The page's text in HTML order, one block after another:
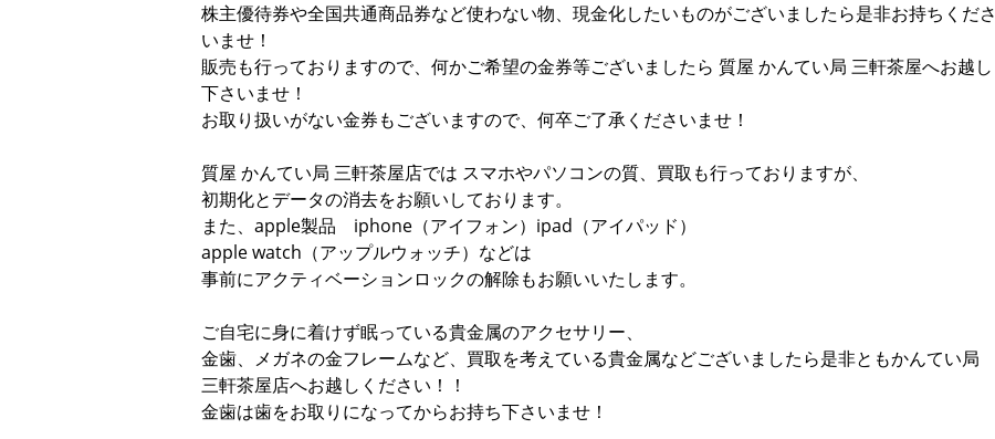
株主優待券や全国共通商品券など使わない物、現金化したいものがございましたら是非お持ちくださ
いませ！
販売も行っておりますので、何かご希望の金券等ございましたら 質屋 かんてい局 三軒茶屋へお越し
下さいませ！
お取り扱いがない金券もございますので、何卒ご了承くださいませ！
質屋 かんてい局 三軒茶屋店では スマホやパソコンの質、買取も行っておりますが、
初期化とデータの消去をお願いしております。
また、apple製品 iphone（アイフォン）ipad（アイパッド）
apple watch（アップルウォッチ）などは
事前にアクティベーションロックの解除もお願いいたします。
ご自宅に身に着けず眠っている貴金属のアクセサリー、
金歯、メガネの金フレームなど、買取を考えている貴金属などございましたら是非ともかんてい局
三軒茶屋店へお越しください！！
金歯は歯をお取りになってからお持ち下さいませ！